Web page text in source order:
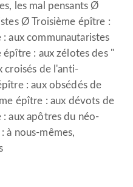
les mal pensants Ø
Ø Troisième épître :
aux communautaristes
: aux zélotes des "
croisés de l'anti-
: aux obsédés de
épître : aux dévots de
aux apôtres du néo-
à nous-mêmes,